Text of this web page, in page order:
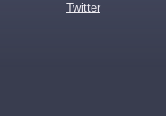
Twitter